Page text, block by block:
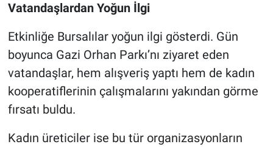
Vatandaşlardan Yoğun İlgi
Etkinliğe Bursalılar yoğun ilgi gösterdi. Gün
boyunca Gazi Orhan Parkı’nı ziyaret eden
vatandaşlar, hem alışveriş yaptı hem de kadın
kooperatiflerinin çalışmalarını yakından görme
fırsatı buldu.
Kadın üreticiler ise bu tür organizasyonların